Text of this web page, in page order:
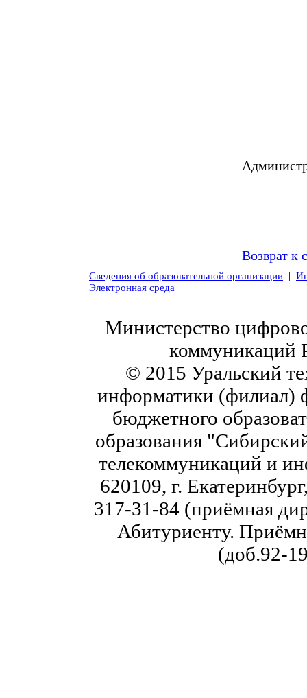
Возврат к
Сведения об образовательной организации |
Электронная среда
Министерство
коммуникаций
© 2015 Уральский
информатики (филиал)
бюджетного
образования
телекоммуникаций и
620109, г.
317-31-84 (приёмная
Абитуриенту.
(доб.92-